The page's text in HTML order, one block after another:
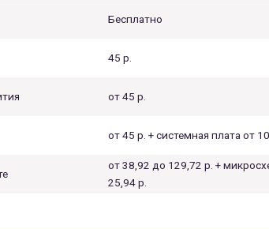
Бесплатно
45 р.
от 45 р.
от 45 р. + системная плата от
от 38,92 до 129,72 р. +
25,94 р.